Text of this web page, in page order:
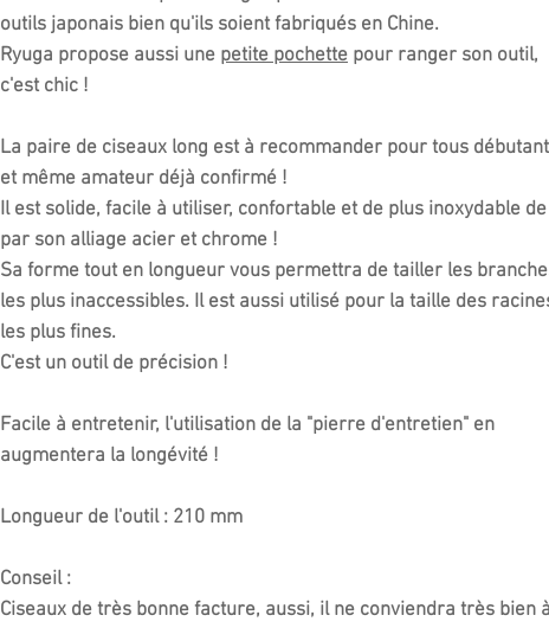
outils japonais bien qu'ils soient fabriqués en Chine.
Ryuga propose aussi une petite pochette pour ranger son outil,
c'est chic !
La paire de ciseaux long est à recommander pour tous débutant
et même amateur déjà confirmé !
Il est solide, facile à utiliser, confortable et de plus inoxydable de
par son alliage acier et chrome !
Sa forme tout en longueur vous permettra de tailler les
les plus inaccessibles. Il est aussi utilisé pour la taille des
les plus fines.
C'est un outil de précision !
Facile à entretenir, l'utilisation de la "pierre d'entretien" en
augmentera la longévité !
Longueur de l'outil : 210 mm
Conseil :
Ciseaux de très bonne facture, aussi, il ne conviendra très bien